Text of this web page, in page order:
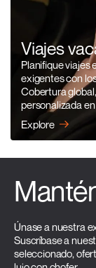
Viajes
Planifique viajes
exigentes con
Cobertura
personalizada
Explore
Únase a nuestra
Suscríbase a
seleccionado,